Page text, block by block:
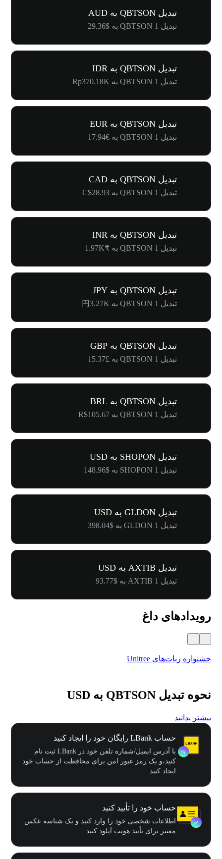
تبدیل QBTSON به AUD
تبدیل 1 QBTSON به $29.36
تبدیل QBTSON به IDR
تبدیل 1 QBTSON به Rp370.18K
تبدیل QBTSON به EUR
تبدیل 1 QBTSON به €17.94
تبدیل QBTSON به CAD
تبدیل 1 QBTSON به C$28.93
تبدیل QBTSON به INR
تبدیل 1 QBTSON به ₹1.97K
تبدیل QBTSON به JPY
تبدیل 1 QBTSON به 円3.27K
تبدیل QBTSON به GBP
تبدیل 1 QBTSON به £15.37
تبدیل QBTSON به BRL
تبدیل 1 QBTSON به R$105.67
تبدیل SHOPON به USD
تبدیل 1 SHOPON به $148.96
تبدیل GLDON به USD
تبدیل 1 GLDON به $398.04
تبدیل AXTIB به USD
تبدیل 1 AXTIB به $93.77
رویدادهای داغ
جشنواره ربات‌های Unitree
نحوه تبدیل QBTSON به USD
بیشتر بدانید
حساب LBank رایگان خود را ایجاد کنید
با آدرس ایمیل/شماره تلفن خود در LBank ثبت نام
کنید،و یک رمز عبور امن برای محافظت از حساب خود
ایجاد کنید
حساب خود را تأیید کنید
اطلاعات شخصی خود را وارد کنید و یک شناسه عکس
معتبر برای تأیید هویت آپلود کنید